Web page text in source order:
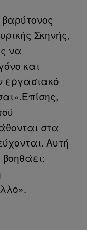
Σκηνής,
να
και
εργασιακό
στα
Αυτή